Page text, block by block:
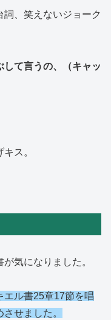
、笑えないジョーク
して言うの、（キャッ
ス。
気になりました。
エル書25章17節を唱
せました。